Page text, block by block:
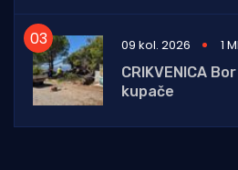
09 kol. 2026
1
CRIKVENICA
kupače